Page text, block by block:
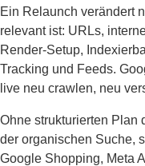
Ein Relaunch verändert
relevant ist: URLs,
Render-Setup,
Tracking und Feeds.
live neu crawlen, neu
Ohne strukturierten Plan
der organischen Suche,
Google Shopping, Meta